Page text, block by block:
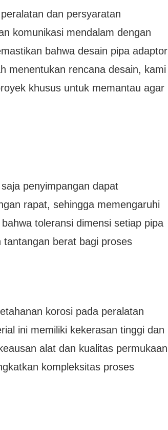
dan persyaratan
komunikasi mendalam dengan
bahwa desain pipa adaptor
menentukan rencana desain, kami
khusus untuk memantau agar
penyimpangan dapat
rapat, sehingga memengaruhi
toleransi dimensi setiap pipa
berat bagi proses
korosi pada peralatan
ini memiliki kekerasan tinggi dan
alat dan kualitas permukaan
kompleksitas proses